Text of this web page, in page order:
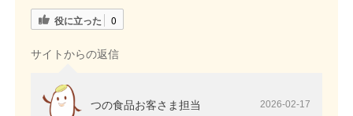
役に立った 0
サイトからの返信
つの食品お客さま担当 2026-02-17